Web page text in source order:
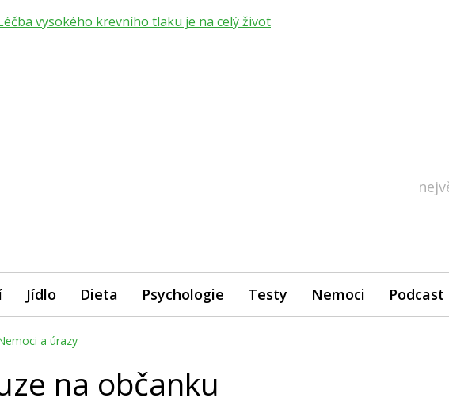
Jídlo Dieta Psychologie Testy Nemoci Podcast
a úrazy
na občanku
vysokého krevního tlaku je na celý život